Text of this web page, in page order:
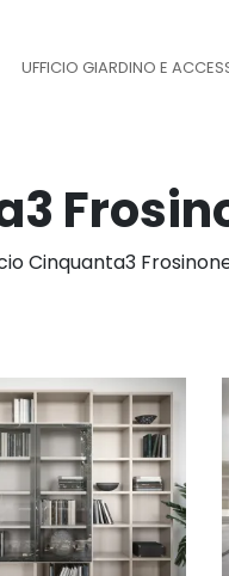
UFFICIO GIARDINO E
Cinquanta3